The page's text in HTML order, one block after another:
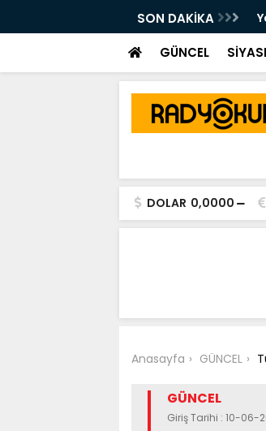
SON DAKİKA
Da CHP'nin Bayrağını
GÜNCEL
DOLAR 0,0000
Anasayfa GÜNCEL
GÜNCEL
Giriş Tarihi : 10-06-